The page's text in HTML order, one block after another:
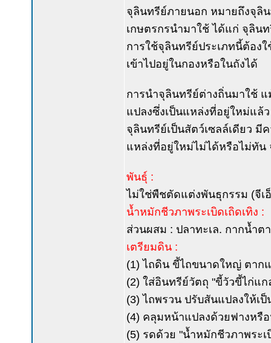
จุลินทรีย์ภายนอก หมายถึงจุลิ
เกษตรกรนำมาใช้ ได้แก่ จุลิน
การใช้จุลินทรีย์ประเภทนี้ต้อง
เข้าไปอยู่ในกองหรือในถังได้
การนำจุลินทรีย์ต่างถิ่นมาใช้
แปลงซึ่งเป็นแหล่งที่อยู่ใหม่แล้
จุลินทรีย์เป็นสัตว์เซลล์เดียว
แหล่งที่อยู่ใหม่ไม่ได้หรือไม่ทั
พันธุ์ :
ไม่ใช่พืชตัดแต่งพันธุกรรม (จีเ
น้ำหมักชีวภาพระเบิดเถิดเทิง :
ส่วนผสม : ปลาทะเล. กากน้ำต
เตรียมดิน :
(1) ไถดิน ขี้ไถขนาดใหญ่ ตาก
(2) ใส่อินทรีย์วัตถุ "ขี้วัวขี้ไก่แ
(3) ไถพรวน ปรับสันแปลงให้เป็
(4) คลุมหน้าแปลงด้วยฟางหรื
(5) รดด้วย "น้ำหมักชีวภาพระเ